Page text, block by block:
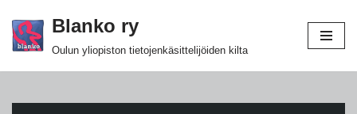
Siirry
Blanko ry
Oulun yliopiston tietojenkäsittelijöiden kilta